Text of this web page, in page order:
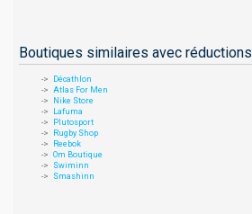
Boutiques similaires avec réductions
Décathlon
Atlas For Men
Nike Store
Lafuma
Plutosport
Rugby Shop
Reebok
Om Boutique
Swiminn
Smashinn